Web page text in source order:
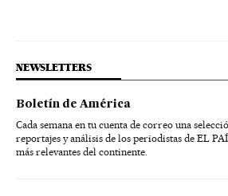
NEWSLETTERS
Boletín de América
Cada semana en tu cuenta de correo una
reportajes y análisis de los periodistas de EL
más relevantes del continente.